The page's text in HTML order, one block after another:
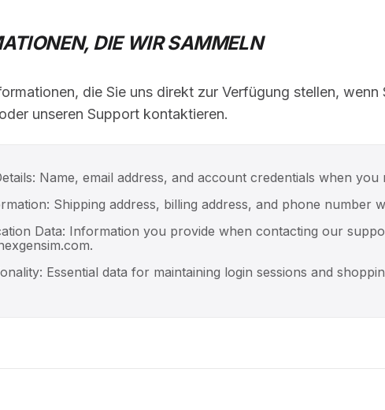
DIE WIR SAMMELN
die Sie uns direkt zur Verfügung stellen, wenn
unseren Support kontaktieren.
Name, email address, and account credentials when you
Shipping address, billing address, and phone number
Data: Information you provide when contacting our
Essential data for maintaining login sessions and